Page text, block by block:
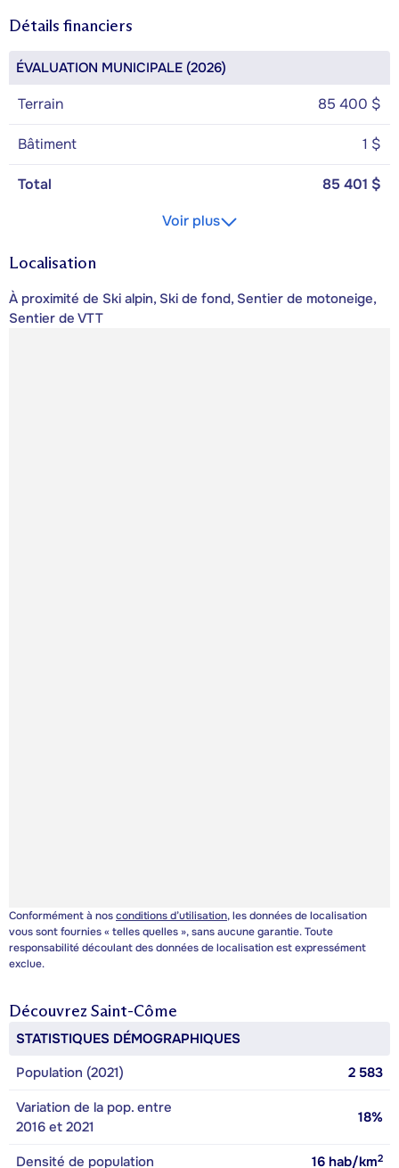
Détails financiers
ÉVALUATION MUNICIPALE (2026)
Terrain 85 400 $
Bâtiment 1 $
Total
85 401 $
Voir plus
Localisation
À proximité de Ski alpin, Ski de fond, Sentier de motoneige,
Sentier de VTT
Conformément à nosconditions d’utilisation, les données de localisation
vous sont fournies « telles quelles », sans aucune garantie. Toute
responsabilité découlant des données de localisation est expressément
exclue.
Découvrez Saint-Côme
STATISTIQUES DÉMOGRAPHIQUES
Population (2021)
2 583
Variation de la pop. entre
2016 et 2021
18%
Densité de population 16 hab/km2